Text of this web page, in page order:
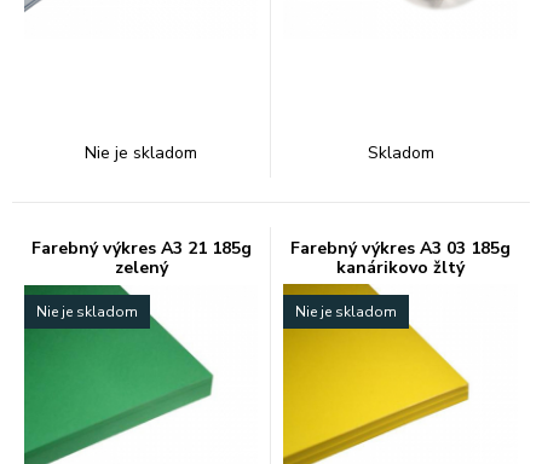
Nie je skladom Skladom
Farebný výkres A3 21 185g
zelený
Nie je skladom
Farebný výkres A3 03 185g
kanárikovo žltý
Nie je skladom